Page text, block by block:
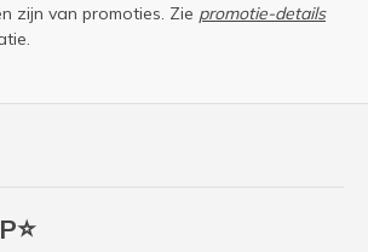
zijn van promoties. Zie promotie-details